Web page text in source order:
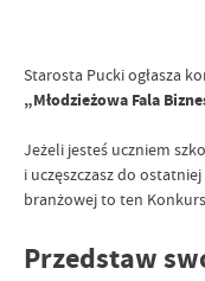
Starosta Pucki ogłasza
„Młodzieżowa Fala
Jeżeli jesteś uczniem
i uczęszczasz do
branżowej to ten
Przedstaw